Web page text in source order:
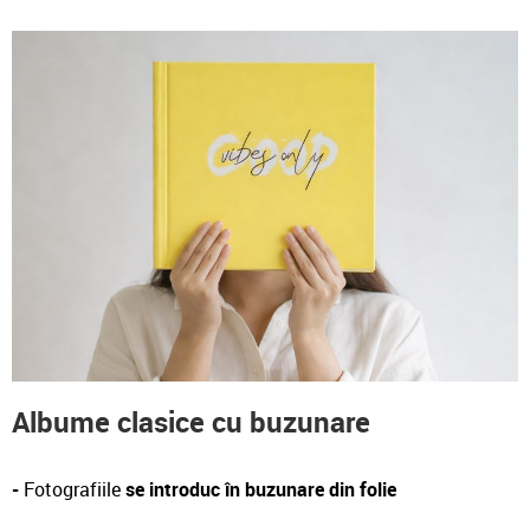
Albume clasice cu buzunare
- Fotografiilese introduc în buzunare din folie